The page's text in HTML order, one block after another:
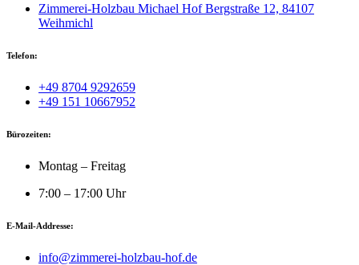
Zimmerei-Holzbau Michael Hof Bergstraße 12, 84107
Weihmichl
Telefon:
+49 8704 9292659
+49 151 10667952
Bürozeiten:
Montag – Freitag
7:00 – 17:00 Uhr
E-Mail-Addresse:
info@zimmerei-holzbau-hof.de